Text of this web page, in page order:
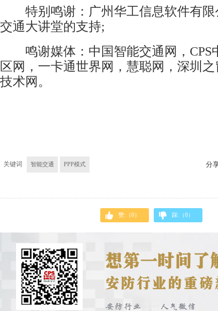
特别鸣谢：广州华工信息软件有限
交通大讲堂的支持;
鸣谢媒体：中国智能交通网，CPS
区网， 一卡通世界网，慧聪网，深圳
技术网。
关键词 智能交通 PPP模式 分
赞:（0） 踩:（0）